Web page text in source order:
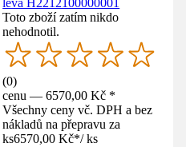
Toto zboží zatím nikdo
nehodnotil.
(0)
cenu — 6570,00 Kč *
Všechny ceny vč. DPH a bez
nákladů na přepravu za
ks6570,00 Kč*/ ks